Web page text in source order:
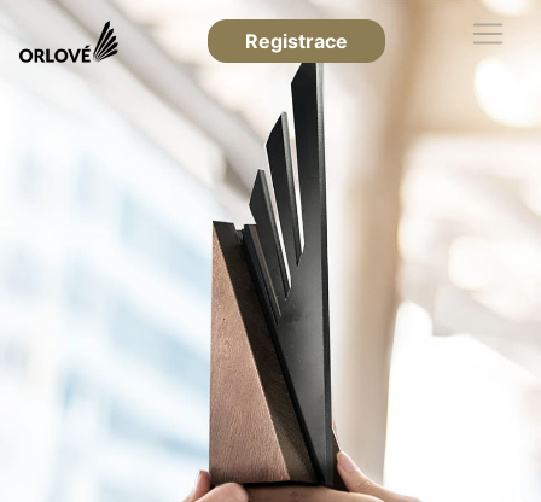
Registrace